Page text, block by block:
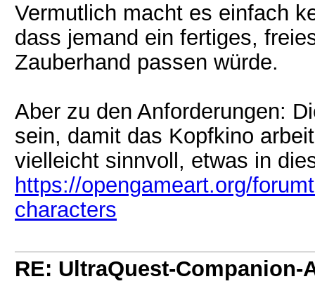
Vermutlich macht es einfach
dass jemand ein fertiges,
Zauberhand passen würde.
Aber zu den Anforderungen:
sein, damit das Kopfkino
vielleicht sinnvoll, etwas in
https://opengameart.org/
characters
RE: UltraQuest-Companion-